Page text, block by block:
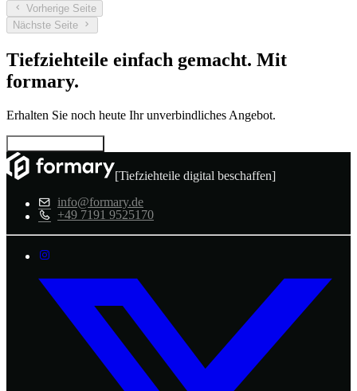
Vorherige Seite
Nächste Seite
Tiefziehteile einfach gemacht. Mit
formary.
Erhalten Sie noch heute Ihr unverbindliches Angebot.
[Tiefziehteile digital beschaffen]
info@formary.de
+49 7191 9525170